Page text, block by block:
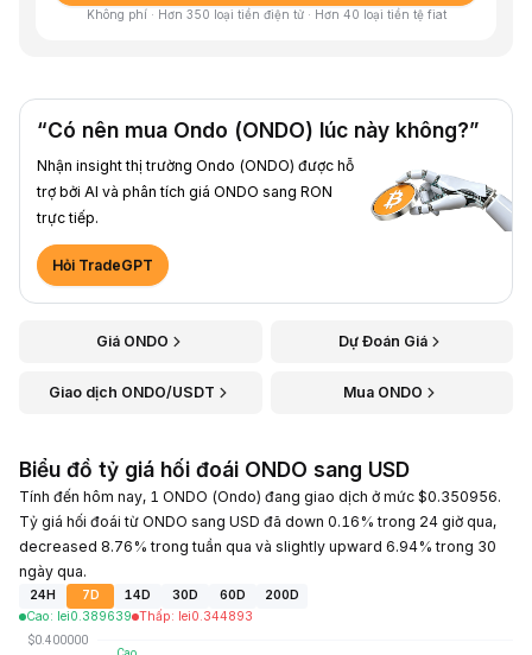
Không phí · Hơn 350 loại tiền điện tử · Hơn 40 loại tiền tệ fiat
“Có nên mua Ondo (ONDO) lúc này không?”
Nhận insight thị trường Ondo (ONDO) được hỗ
trợ bởi AI và phân tích giá ONDO sang RON
trực tiếp.
Hỏi TradeGPT
Giá ONDO Dự Đoán Giá
Giao dịch ONDO/USDT Mua ONDO
Biểu đồ tỷ giá hối đoái ONDO sang USD
Tính đến hôm nay, 1 ONDO (Ondo) đang giao dịch ở mức $0.350956.
Tỷ giá hối đoái từ ONDO sang USD đã down 0.16% trong 24 giờ qua,
decreased 8.76% trong tuần qua và slightly upward 6.94% trong 30
ngày qua.
24H 7D 14D 30D 60D
200D
Cao: lei0.389639 Thấp: lei0.344893